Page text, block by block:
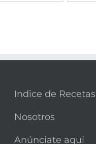
Indice de Recetas
Nosotros
Anúnciate aquí